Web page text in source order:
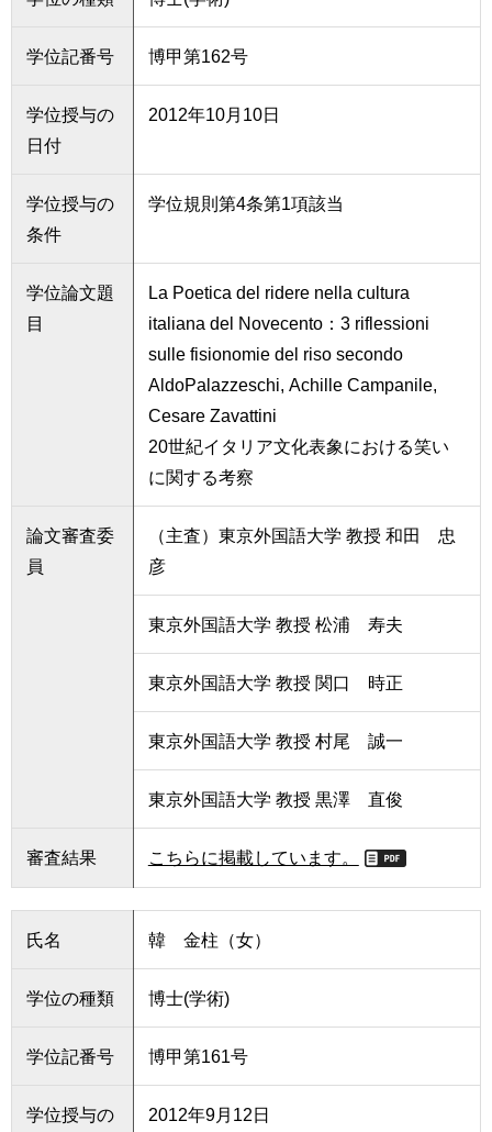
学位記番号 博甲第162号
学位授与の
日付
2012年10月10日
学位授与の
条件
学位規則第4条第1項該当
学位論文題
目
La Poetica del ridere nella cultura
italiana del Novecento：3 riflessioni
sulle fisionomie del riso secondo
AldoPalazzeschi, Achille Campanile,
Cesare Zavattini
20世紀イタリア文化表象における笑い
に関する考察
論文審査委
員
（主査）東京外国語大学 教授 和田 忠
彦
東京外国語大学 教授 松浦 寿夫
東京外国語大学 教授 関口 時正
東京外国語大学 教授 村尾 誠一
東京外国語大学 教授 黒澤 直俊
審査結果 こちらに掲載しています。
氏名 韓 金柱（女）
学位の種類 博士(学術)
学位記番号 博甲第161号
学位授与の
2012年9月12日